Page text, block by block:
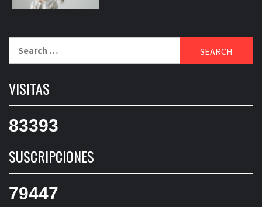
for:
VISITAS
83393
SUSCRIPCIONES
79447